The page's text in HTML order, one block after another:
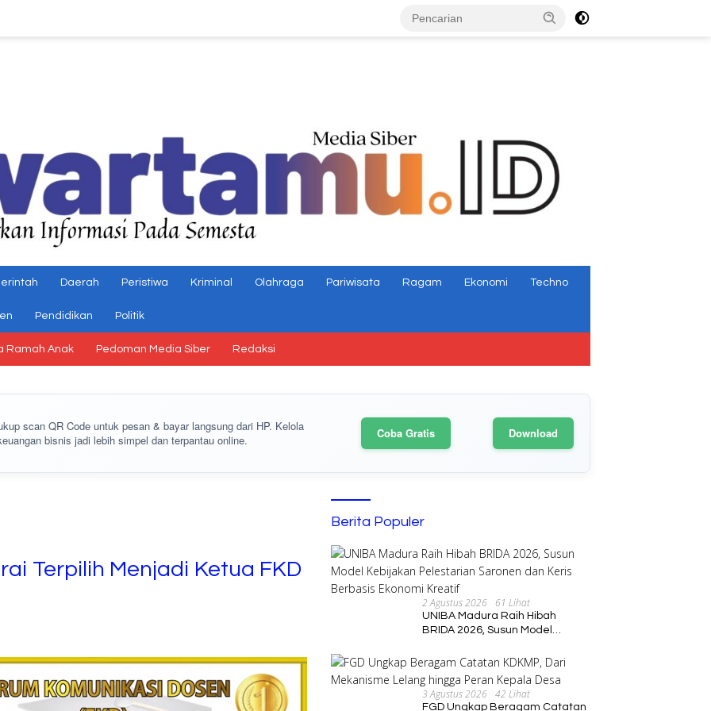
Daerah Peristiwa Kriminal Olahraga Pariwisata Ragam Ekonomi Techno
Pendidikan Politik
Ramah Anak Pedoman Media Siber Redaksi
scan QR Code untuk pesan & bayar langsung dari HP. Kelola
bisnis jadi lebih simpel dan terpantau online.
Coba Gratis Download
Terpilih Menjadi Ketua FKD
Berita Populer
2 Agustus 2026 61 Lihat
UNIBA Madura Raih Hibah
BRIDA 2026, Susun Model
dan Keris Berbasis Ekonomi
Kreatif
3 Agustus 2026 42 Lihat
FGD Ungkap Beragam Catatan